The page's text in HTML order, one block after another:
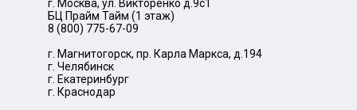
г. Москва, ул. Викторенко д.9с1
БЦ Прайм Тайм (1 этаж)
8 (800) 775-67-09
г. Магнитогорск, пр. Карла Маркса, д.194
г. Челябинск
г. Екатеринбург
г. Краснодар